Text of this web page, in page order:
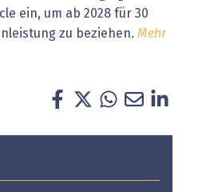
ein, um ab 2028 für 30
zu beziehen. Mehr